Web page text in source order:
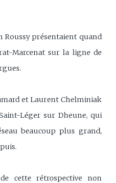
Roussy présentaient quand
Marcenat sur la ligne de
et Laurent Chelminiak
Léger sur Dheune, qui
beaucoup plus grand,
cette rétrospective non